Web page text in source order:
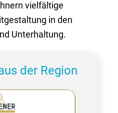
vielfältige
in den
Unterhaltung.
der Region